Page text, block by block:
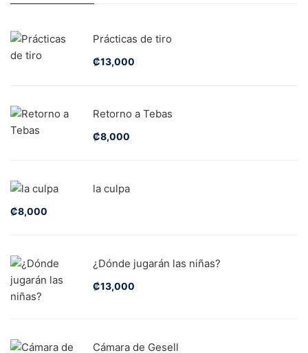
Prácticas de tiro
₡13,000
Retorno a Tebas
₡8,000
la culpa
₡8,000
¿Dónde jugarán las niñas?
₡13,000
Cámara de Gesell